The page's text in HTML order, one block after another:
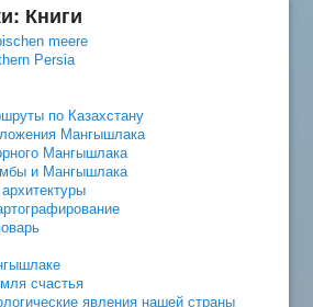
Книги
meere
Persia
по Казахстану
Мангышлака
Мангышлака
и Мангышлака
счастья
явления нашей страны